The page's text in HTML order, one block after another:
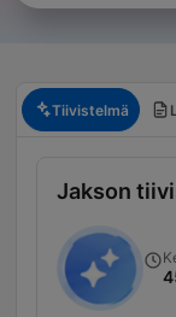
Tiivistelmä
Jakson